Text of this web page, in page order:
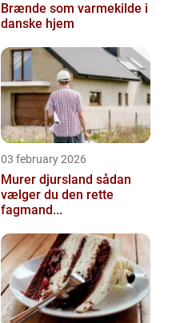
Brænde som varmekilde i
danske hjem
03 february 2026
Murer djursland sådan
vælger du den rette
fagmand...